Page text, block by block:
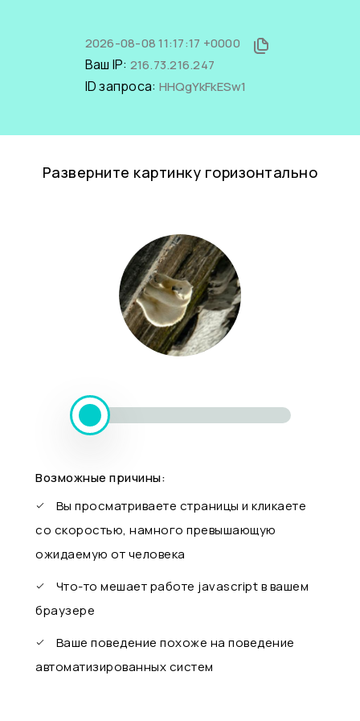
2026-08-08 11:17:17 +0000
Ваш IP: 216.73.216.247
ID запроса: HHQgYkFkESw1
Разверните картинку горизонтально
Возможные причины:
Вы просматриваете страницы и кликаете
со скоростью, намного превышающую
ожидаемую от человека
Что-то мешает работе javascript в вашем
браузере
Ваше поведение похоже на поведение
автоматизированных систем